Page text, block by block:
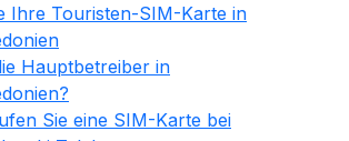
Ihre Touristen-SIM-Karte in
Hauptbetreiber in
Sie eine SIM-Karte bei